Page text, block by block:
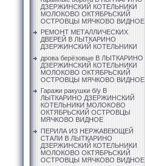
ДЗЕРЖИНСКИЙ КОТЕЛЬНИКИ
МОЛОКОВО ОКТЯБРЬСКИЙ
ОСТРОВЦЫ МЯЧКОВО ВИДНОЕ
РЕМОНТ МЕТАЛЛИЧЕСКИХ
ДВЕРЕЙ В ЛЫТКАРИНО
ДЗЕРЖИНСКИЙ КОТЕЛЬНИКИ
дрова берёзовые В ЛЫТКАРИНО
ДЗЕРЖИНСКИЙ КОТЕЛЬНИКИ
МОЛОКОВО ОКТЯБРЬСКИЙ
ОСТРОВЦЫ МЯЧКОВО ВИДНОЕ
Гаражи ракушки б/у В
ЛЫТКАРИНО ДЗЕРЖИНСКИЙ
КОТЕЛЬНИКИ МОЛОКОВО
ОКТЯБРЬСКИЙ ОСТРОВЦЫ
МЯЧКОВО ВИДНОЕ
ПЕРИЛА ИЗ НЕРЖАВЕЮЩЕЙ
СТАЛИ В ЛЫТКАРИНО
ДЗЕРЖИНСКИЙ КОТЕЛЬНИКИ
МОЛОКОВО ОКТЯБРЬСКИЙ
ОСТРОВЦЫ МЯЧКОВО ВИДНОЕ